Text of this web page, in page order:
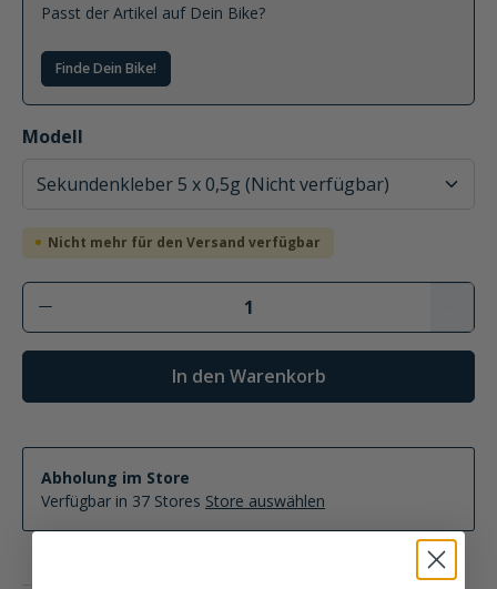
Passt der Artikel auf Dein Bike?
Finde Dein Bike!
Modell
auswählen
Nicht mehr für den Versand verfügbar
In den Warenkorb
Abholung im Store
Verfügbar in 37 Stores Store auswählen